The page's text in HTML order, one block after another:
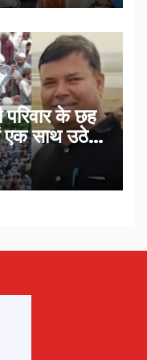
के छह
एक साथ उठे